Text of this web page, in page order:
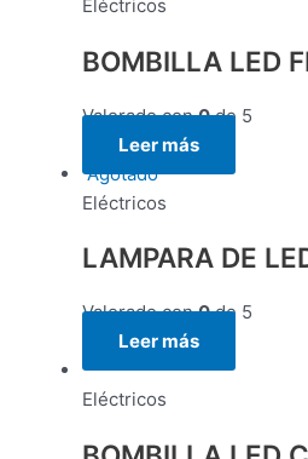
Eléctricos
BOMBILLA LED
Valorado con0de 5
Leer más
Agotado
Eléctricos
LAMPARA DE
Valorado con0de 5
Leer más
Eléctricos